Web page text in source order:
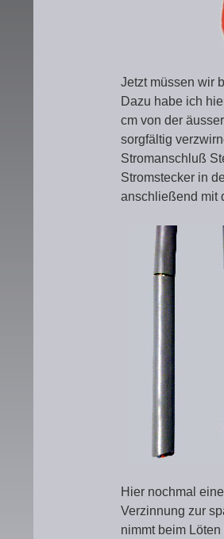
Jetzt müssen wir
Dazu habe ich
cm von der
sorgfältig
Stromanschluß
Stromstecker in
anschließend mit
Hier nochmal
Verzinnung zur
nimmt beim